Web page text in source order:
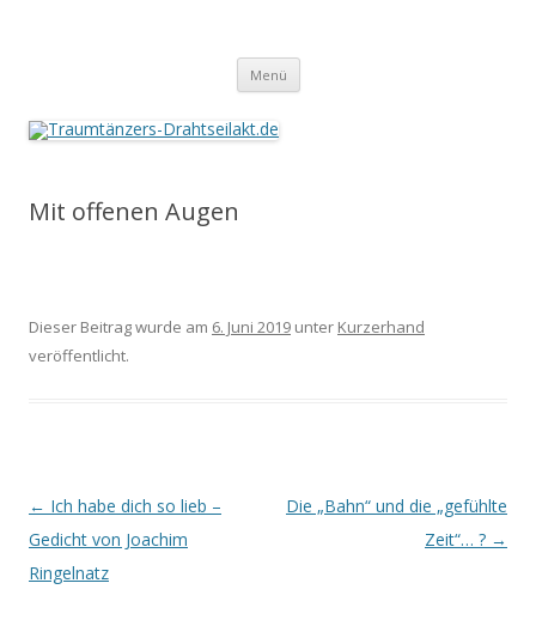
Menü Springe
Inhalt
Mit offenen Augen
Dieser Beitrag wurde am 6. Juni 2019 unter Kurzerhand
veröffentlicht.
Beitrags-
Navigation
← Ich habe dich so lieb –
Gedicht von Joachim
Ringelnatz
Die „Bahn“ und die „gefühlte
Zeit“… ? →